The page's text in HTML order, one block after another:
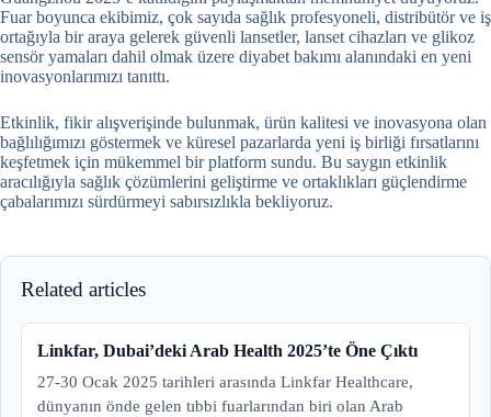
Fuar boyunca ekibimiz, çok sayıda sağlık profesyoneli, distribütör ve iş
ortağıyla bir araya gelerek güvenli lansetler, lanset cihazları ve glikoz
sensör yamaları dahil olmak üzere diyabet bakımı alanındaki en yeni
inovasyonlarımızı tanıttı.
Etkinlik, fikir alışverişinde bulunmak, ürün kalitesi ve inovasyona olan
bağlılığımızı göstermek ve küresel pazarlarda yeni iş birliği fırsatlarını
keşfetmek için mükemmel bir platform sundu. Bu saygın etkinlik
aracılığıyla sağlık çözümlerini geliştirme ve ortaklıkları güçlendirme
çabalarımızı sürdürmeyi sabırsızlıkla bekliyoruz.
Related articles
Linkfar, Dubai’deki Arab Health 2025’te Öne Çıktı
27-30 Ocak 2025 tarihleri arasında Linkfar Healthcare,
dünyanın önde gelen tıbbi fuarlarından biri olan Arab